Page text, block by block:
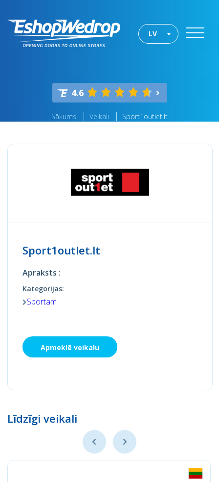
LV
4.6
Sākums Veikali Sport1outlet.lt
Sport1outlet.lt
Apraksts :
Kategorijas:
Sportam
Apmeklē veikalu
Līdzīgi veikali